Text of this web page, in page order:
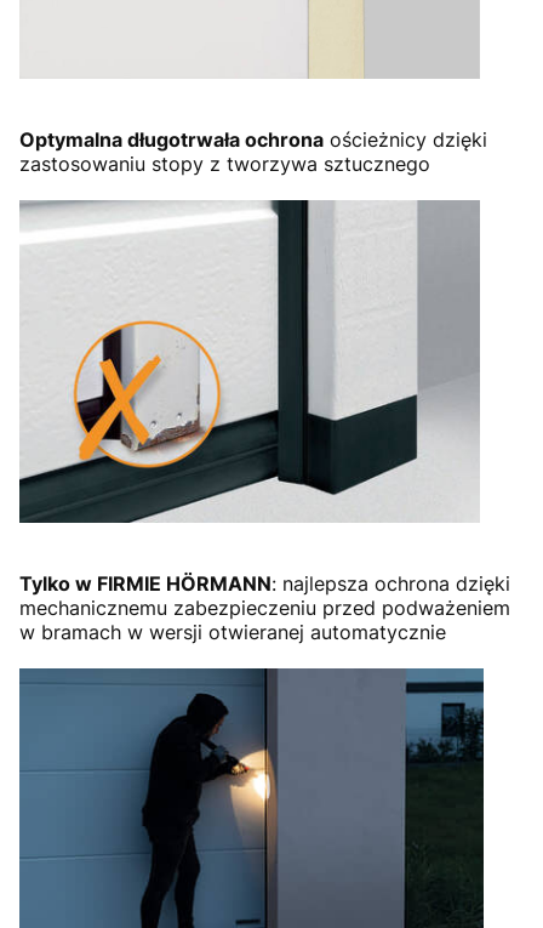
Optymalna długotrwała ochrona ościeżnicy dzięki
zastosowaniu stopy z tworzywa sztucznego
Tylko w FIRMIE HÖRMANN: najlepsza ochrona dzięki
mechanicznemu zabezpieczeniu przed podważeniem
w bramach w wersji otwieranej automatycznie